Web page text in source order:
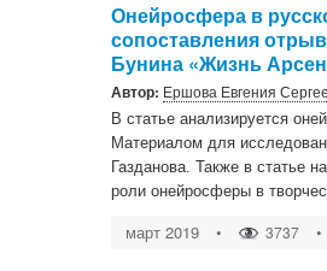
Онейросфера в
сопоставления
Бунина «Жизнь
Автор: Ершова Евгения
В статье анализируется
Материалом для
Газданова. Также в статье
роли онейросферы в
март 2019 • 3737 •